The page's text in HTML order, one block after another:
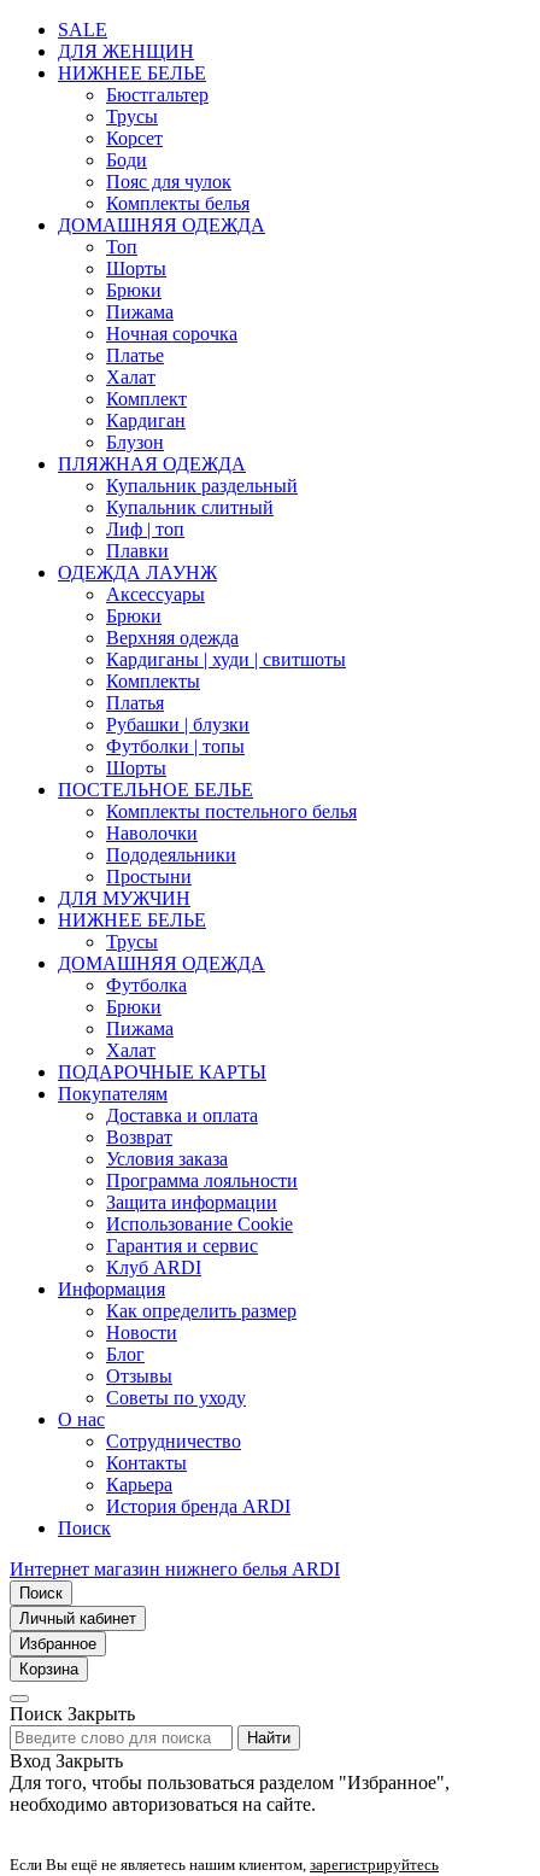
SALE
ДЛЯ ЖЕНЩИН
НИЖНЕЕ БЕЛЬЕ
Бюстгальтер
Трусы
Корсет
Боди
Пояс для чулок
Комплекты белья
ДОМАШНЯЯ ОДЕЖДА
Топ
Шорты
Брюки
Пижама
Ночная сорочка
Платье
Халат
Комплект
Кардиган
Блузон
ПЛЯЖНАЯ ОДЕЖДА
Купальник раздельный
Купальник слитный
Лиф | топ
Плавки
ОДЕЖДА ЛАУНЖ
Аксессуары
Брюки
Верхняя одежда
Кардиганы | худи | свитшоты
Комплекты
Платья
Рубашки | блузки
Футболки | топы
Шорты
ПОСТЕЛЬНОЕ БЕЛЬЕ
Комплекты постельного белья
Наволочки
Пододеяльники
Простыни
ДЛЯ МУЖЧИН
НИЖНЕЕ БЕЛЬЕ
Трусы
ДОМАШНЯЯ ОДЕЖДА
Футболка
Брюки
Пижама
Халат
ПОДАРОЧНЫЕ КАРТЫ
Покупателям
Доставка и оплата
Возврат
Условия заказа
Программа лояльности
Защита информации
Использование Cookie
Гарантия и сервис
Клуб ARDI
Информация
Как определить размер
Новости
Блог
Отзывы
Советы по уходу
О нас
Сотрудничество
Контакты
Карьера
История бренда ARDI
Поиск
Интернет магазин нижнего белья ARDI
Поиск
Личный кабинет
Избранное
Корзина
Поиск Закрыть
Найти
Вход Закрыть
Для того, чтобы пользоваться разделом "Избранное",
необходимо авторизоваться на сайте.
Если Вы ещё не являетесь нашим клиентом, зарегистрируйтесь